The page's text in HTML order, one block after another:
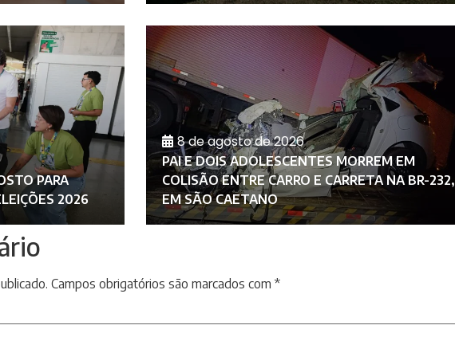
PARA
2026
8 de agosto de 2026
PAI E DOIS ADOLESCENTES MORREM EM
COLISÃO ENTRE CARRO E CARRETA NA BR-232,
EM SÃO CAETANO
Campos obrigatórios são marcados com *